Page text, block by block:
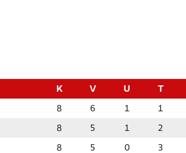
K V U T
8 6 1 1
8 5 1 2
8 5 0 3